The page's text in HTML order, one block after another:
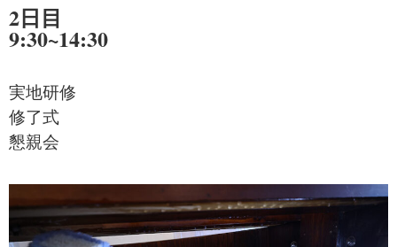
2日目
9:30~14:30
実地研修
修了式
懇親会